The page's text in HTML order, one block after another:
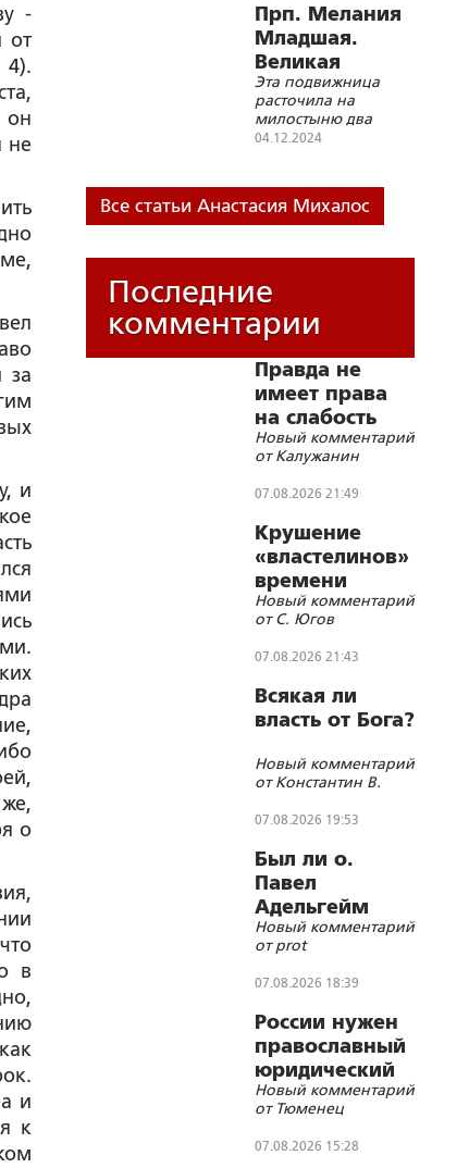
-
от
он
не
за
и
о
в
и
к
Прп. Мелания
Младшая.
Великая
внучка
великой
бабушки
Эта подвижница
расточила на
милостыню два
самых больших
04.12.2024
Все статьи Анастасия Михалос
Последние
комментарии
Правда не
имеет права
на слабость
Новый комментарий
от Калужанин
07.08.2026 21:49
Крушение
«властелинов»
времени
Новый комментарий
от С. Югов
07.08.2026 21:43
Всякая ли
власть от Бога?
Новый комментарий
от Константин В.
07.08.2026 19:53
Был ли о.
Павел
Адельгейм
членом
кочетковского
братства?
Новый комментарий
от prot
07.08.2026 18:39
России нужен
православный
юридический
СОБР
Новый комментарий
от Тюменец
07.08.2026 15:28